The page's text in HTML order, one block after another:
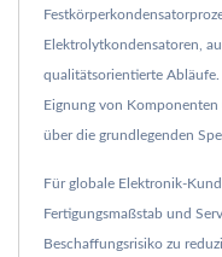
Elektrolytkondensatoren,
qualitätsorientierte
Eignung von
über die grundlegenden
Für globale Elektronik-
Fertigungsmaßstab und
Beschaffungsrisiko zu